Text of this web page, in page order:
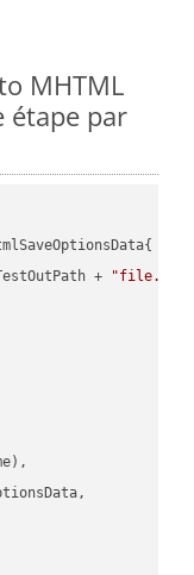
MHTML
étape par
+
"file.OTT"